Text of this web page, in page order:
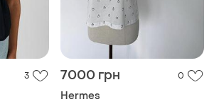
3 7000 грн 0
Hermes